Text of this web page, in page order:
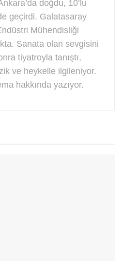
doğdu, 10’lu
geçirdi. Galatasaray
Mühendisliği
Sanata olan sevgisini
tiyatroyla tanıştı,
ve heykelle ilgileniyor.
hakkında yazıyor.